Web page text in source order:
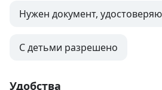
Нужен документ,
С детьми разрешено
Удобства